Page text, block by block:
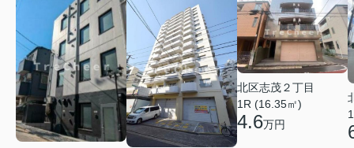
北区志茂２丁目
1R (16.35㎡)
4.6万円